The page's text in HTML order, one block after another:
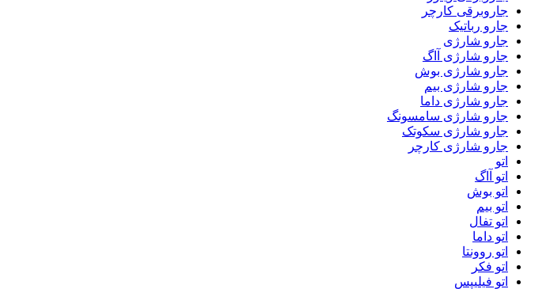
جاروبرقی کارچر
جارو رباتیک
جارو شارژی
جارو شارژی آاگ
جارو شارژی بوش
جارو شارژی بیم
جارو شارژی داما
جارو شارژی سامسونگ
جارو شارژی سکوتک
جارو شارژی کارچر
اتو
اتو آاگ
اتو بوش
اتو بیم
اتو تفال
اتو داما
اتو روونتا
اتو فکر
اتو فیلیپس